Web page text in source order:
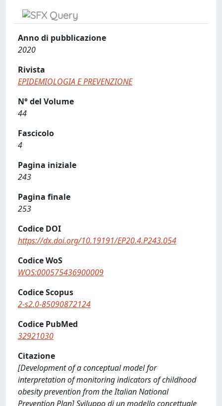
Anno di pubblicazione
2020
Rivista
EPIDEMIOLOGIA E PREVENZIONE
N° del Volume
44
Fascicolo
4
Pagina iniziale
243
Pagina finale
253
Codice DOI
https://dx.doi.org/10.19191/EP20.4.P243.054
Codice WoS
WOS:000575436900009
Codice Scopus
2-s2.0-85090872124
Codice PubMed
32921030
Citazione
[Development of a conceptual model for
interpretation of monitoring indicators of childhood
obesity prevention from the Italian National
Prevention Plan] Sviluppo di un modello concettuale